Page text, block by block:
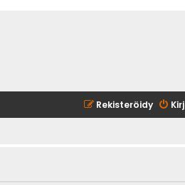
Rekisteröidy